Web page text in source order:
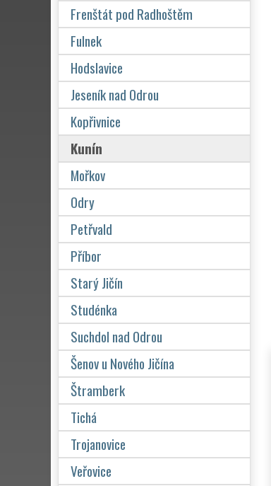
Frenštát pod Radhoštěm
Fulnek
Hodslavice
Jeseník nad Odrou
Kopřivnice
Kunín
Mořkov
Odry
Petřvald
Příbor
Starý Jičín
Studénka
Suchdol nad Odrou
Šenov u Nového Jičína
Štramberk
Tichá
Trojanovice
Veřovice